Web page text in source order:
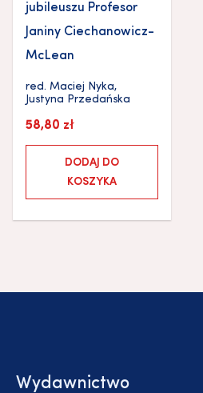
jubileuszu Profesor
Janiny Ciechanowicz-
McLean
red. Maciej Nyka,
Justyna Przedańska
58,80 zł
DODAJ DO
KOSZYKA
Wydawnictwo